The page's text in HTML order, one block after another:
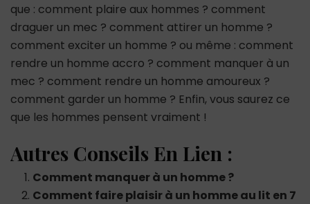
que : comment plaire aux hommes ? comment
draguer un mec ? comment attirer un homme ?
comment exciter un homme ? ou même : comment
rendre un homme accro ? comment manquer à un
mec ? comment rendre un homme amoureux ?
comment garder un homme ? Enfin, vous saurez ce
que les hommes pensent vraiment !
Autres Conseils En Lien :
Comment manquer à un homme ?
Comment faire plaisir à un homme au lit en 7